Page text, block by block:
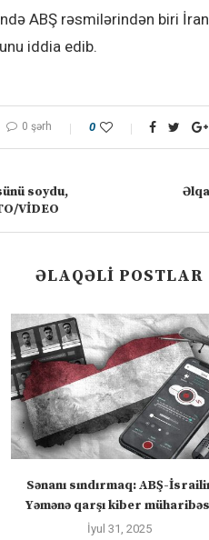
ABŞ rəsmilərindən biri
iddia edib.
0 şərh 0
soydu,
VİDEO
ƏLAQƏLI POSTLAR
Sənanı sındırmaq: ABŞ-
Yəmənə qarşı kiber
İyul 31, 2025